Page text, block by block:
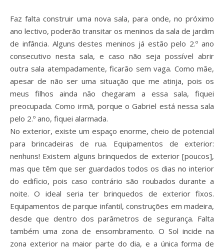
Faz falta construir uma nova sala, para onde, no próximo
ano lectivo, poderão transitar os meninos da sala de jardim
de infância. Alguns destes meninos já estão pelo 2.º ano
consecutivo nesta sala, e caso não seja possível abrir
outra sala atempadamente, ficarão sem vaga. Como mãe,
apesar de não ser uma situação que me atinja, pois os
meus filhos ainda não chegaram a essa sala, fiquei
preocupada. Como irmã, porque o Gabriel está nessa sala
pelo 2.º ano, fiquei alarmada.
No exterior, existe um espaço enorme, cheio de potencial
para brincadeiras de rua. Equipamentos de exterior:
nenhuns! Existem alguns brinquedos de exterior [poucos],
mas que têm que ser guardados todos os dias no interior
do edificio, pois caso contrário são roubados durante a
noite. O ideal seria ter brinquedos de exterior fixos.
Equipamentos de parque infantil, construções em madeira,
desde que dentro dos parâmetros de segurança. Falta
também uma zona de ensombramento. O Sol incide na
zona exterior na maior parte do dia, e a única forma de